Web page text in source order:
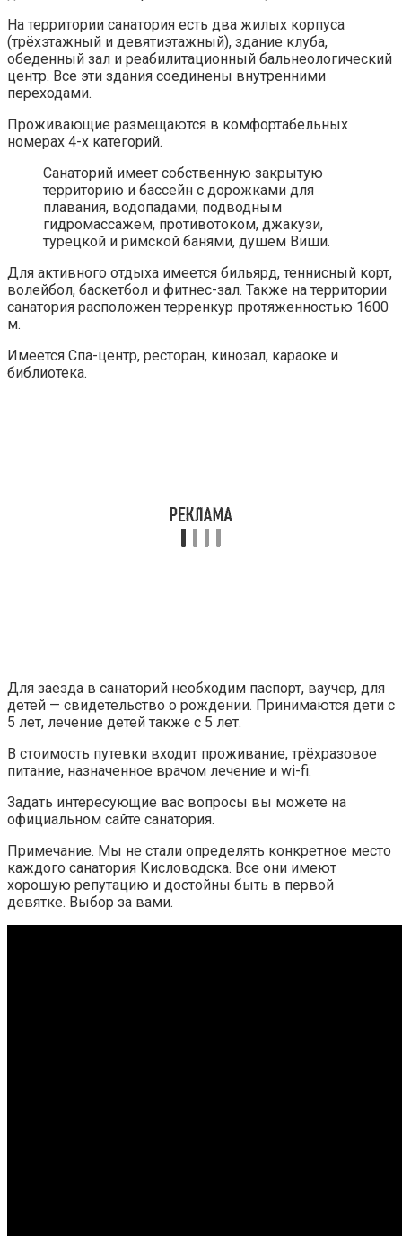
На территории санатория есть два жилых корпуса
(трёхэтажный и девятиэтажный), здание клуба,
обеденный зал и реабилитационный бальнеологический
центр. Все эти здания соединены внутренними
переходами.
Проживающие размещаются в комфортабельных
номерах 4-х категорий.
Санаторий имеет собственную закрытую
территорию и бассейн с дорожками для
плавания, водопадами, подводным
гидромассажем, противотоком, джакузи,
турецкой и римской банями, душем Виши.
Для активного отдыха имеется бильярд, теннисный корт,
волейбол, баскетбол и фитнес-зал. Также на территории
санатория расположен терренкур протяженностью 1600
м.
Имеется Спа-центр, ресторан, кинозал, караоке и
библиотека.
Для заезда в санаторий необходим паспорт, ваучер, для
детей — свидетельство о рождении. Принимаются дети с
5 лет, лечение детей также с 5 лет.
В стоимость путевки входит проживание, трёхразовое
питание, назначенное врачом лечение и wi-fi.
Задать интересующие вас вопросы вы можете на
официальном сайте санатория.
Примечание. Мы не стали определять конкретное место
каждого санатория Кисловодска. Все они имеют
хорошую репутацию и достойны быть в первой
девятке. Выбор за вами.